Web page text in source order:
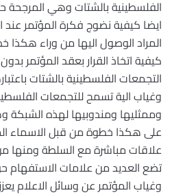
الفلسطينية بالشتات وهي المرجحة
ايضا كيفية نضوج فكرة المؤتمر عند
المراد الوصول اليها من وراء هكذا
كيفية اتخاذ القرار بعقد المؤتمر
التجمعات الفلسطينية بالشتات
وغياب الية تسمح للتجمعات
وممثليها ومندوبيها لهذه الشبكة
على هكذا خطوة من قبل الاسماء
علاقات مباشرة مع السلطة ومنها
تضع العديد من علامات الاستفهام
وغياب المؤتمر عن وسائل الاعلام